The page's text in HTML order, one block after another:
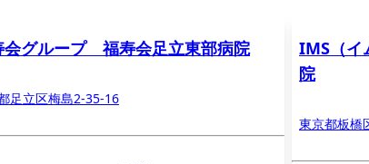
会グループ 福寿会足立東部病院
足立区梅島2-35-16
IMS（イ
院
東京都板橋